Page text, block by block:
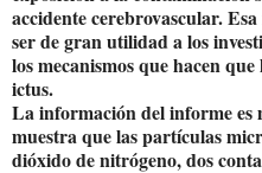
accidente cerebrovascular.
ser de gran utilidad a los
los mecanismos que hacen
ictus.
La información del informe es
muestra que las partículas
dióxido de nitrógeno, dos